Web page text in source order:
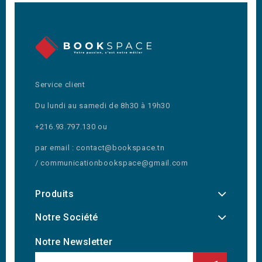
Service client
Du lundi au samedi de 8h30 à 19h30
+216.93.797.130 ou
par email : contact@bookspace.tn
/ communicationbookspace@gmail.com
Produits
Notre Société
Notre Newsletter